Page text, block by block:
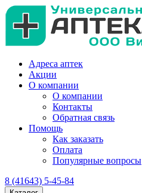
Адреса аптек
Акции
О компании
О компании
Контакты
Обратная связь
Помощь
Как заказать
Оплата
Популярные вопросы
8 (41643) 5-45-84